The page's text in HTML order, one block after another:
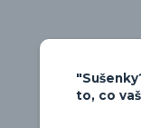
to, co